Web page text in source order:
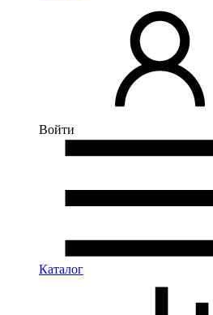
Войти
Каталог